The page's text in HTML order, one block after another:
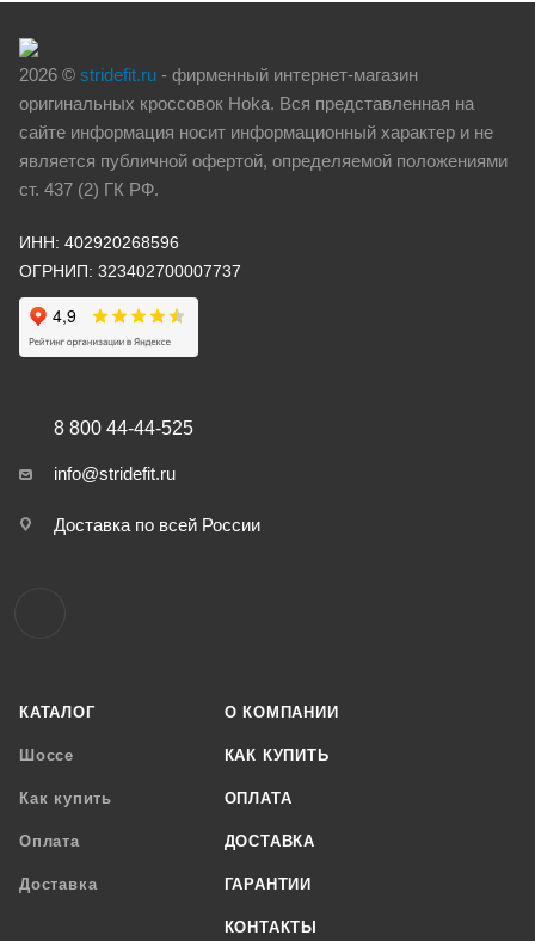
2026 © stridefit.ru - фирменный интернет-магазин
оригинальных кроссовок Hoka. Вся представленная на
сайте информация носит информационный характер и не
является публичной офертой, определяемой положениями
ст. 437 (2) ГК РФ.
ИНН: 402920268596
ОГРНИП: 323402700007737
КАТАЛОГ
Шоссе
Как купить
Оплата
Доставка
О КОМПАНИИ
КАК КУПИТЬ
ОПЛАТА
ДОСТАВКА
ГАРАНТИИ
КОНТАКТЫ
8 800 44-44-525
info@stridefit.ru
Доставка по всей России